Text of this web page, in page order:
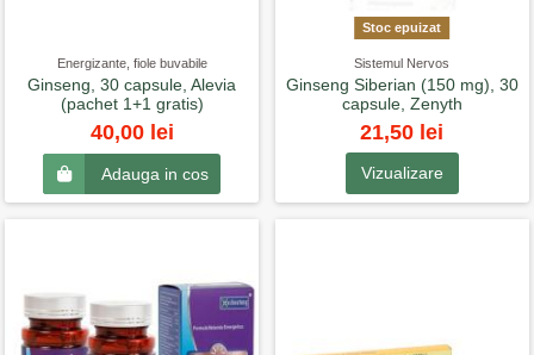
Energizante, fiole buvabile
Ginseng, 30 capsule, Alevia
(pachet 1+1 gratis)
40,00 lei
Adauga in cos
Stoc epuizat
Sistemul Nervos
Ginseng Siberian (150 mg), 30
capsule, Zenyth
21,50 lei
Vizualizare